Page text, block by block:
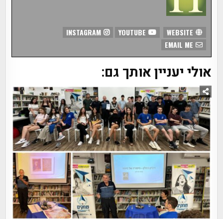
INSTAGRAM
אולי יעניין אותך גם: